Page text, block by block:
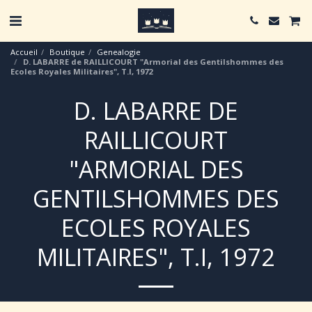
Accueil Boutique
Genealogie
D. LABARRE de RAILLICOURT "Armorial des Gentilshommes des
Ecoles Royales Militaires", T.I, 1972
D. LABARRE DE
RAILLICOURT
"ARMORIAL DES
GENTILSHOMMES DES
ECOLES ROYALES
MILITAIRES", T.I, 1972